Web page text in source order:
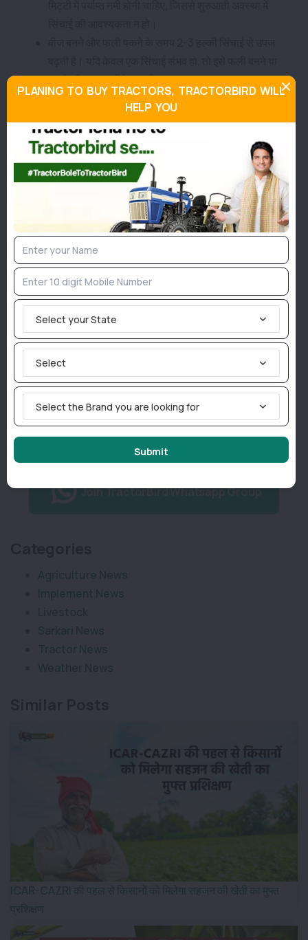
पकने की अवस्था में देना चाहिए।
यह एक दलहनी फसल है, इसलिए किसान प्रायः उर्वरक नहीं डालते।
लेकिन 20 किग्रा नाइट्रोजन (N), 40 किग्रा फॉस्फोरस (P), और
40 किग्रा पोटाश (K) प्रति हेक्टेयर देने से उपज में वृद्धि होती है।
- नाइट्रोजन की आधी मात्रा और फॉस्फोरस तथा पोटाश की पूरी मात्रा
अंतिम जुताई के समय डालें।
- शेष नाइट्रोजन 25-30 दिन बाद दें।
सनई की कटाई:
फसल की कटाई 120-140 दिन बाद करनी चाहिए, जब फली में
बीज खड़कने लगे, कटाई दराती से की जाती हैं। थ्रेशिंग ट्रैक्टर
या हाथ से फली को कठोर सतह पर पीटकर करें।
बीजों को तब तक धूप में सुखाएं जब तक कि उनकी नमी 10% न हो
जाए, जिससे भंडारण के लिए उपयुक्त रहें।
बीज उत्पादन जलवायु और प्रबंधन पर निर्भर करता है। बीज
Join TractorBird Whatsapp Group
Agriculture News
Implement News
Livestock
Sarkari News
Tractor News
Weather News
ICAR-CAZRI की पहल से किसानों को मिलेगा सहजन की खेती का मुफ्त
प्रशिक्षण
PLANING TO BUY TRACTORS, TRACTORBIRD WILL
HELP YOU
Select your State
Select
Select the Brand you are looking for
Submit